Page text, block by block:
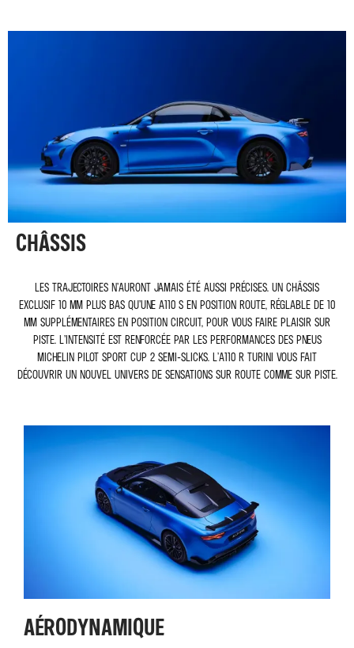
CHÂSSIS
Les trajectoires n’auront jamais été aussi précises. Un châssis
exclusif 10 mm plus bas qu’une A110 S en position route, réglable de 10
mm supplémentaires en position circuit, pour vous faire plaisir sur
piste. L’intensité est renforcée par les performances des pneus
Michelin Pilot Sport Cup 2 semi-slicks. L’A110 R Turini vous fait
découvrir un nouvel univers de sensations sur route comme sur piste.
AÉRODYNAMIQUE